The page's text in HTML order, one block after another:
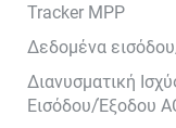
Tracker MPP
Δεδομένα
Διανυσματική
Εισόδου/Έξοδου